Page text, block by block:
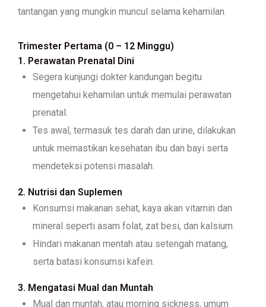
tantangan yang mungkin muncul selama kehamilan.
Trimester Pertama (0 – 12 Minggu)
1. Perawatan Prenatal Dini
Segera kunjungi dokter kandungan begitu
mengetahui kehamilan untuk memulai perawatan
prenatal.
Tes awal, termasuk tes darah dan urine, dilakukan
untuk memastikan kesehatan ibu dan bayi serta
mendeteksi potensi masalah.
2. Nutrisi dan Suplemen
Konsumsi makanan sehat, kaya akan vitamin dan
mineral seperti asam folat, zat besi, dan kalsium.
Hindari makanan mentah atau setengah matang,
serta batasi konsumsi kafein.
3. Mengatasi Mual dan Muntah
Mual dan muntah, atau morning sickness, umum